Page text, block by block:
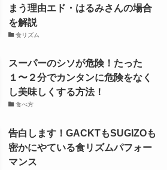
まう理由エド・はるみさんの場合
を解説
食リズム
スーパーのシソが危険！たった
１〜２分でカンタンに危険をなく
し美味しくする方法！
食べ方
告白します！GACKTもSUGIZOも
密かにやている食リズムパフォー
マンス